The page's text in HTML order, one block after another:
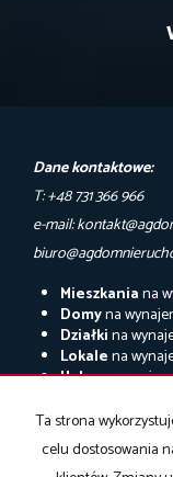
Dane kontaktowe:
T: +48 731 366 966
e-mail:
Mieszkaniana
Domyna
Działkina
Lokalena
Halena wynajem
Mieszkania
na
Domyna
Ta strona
celu dostosowania